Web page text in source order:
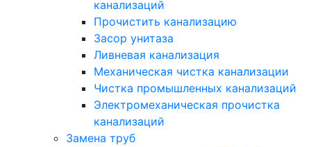
канализаций
Прочистить канализацию
Засор унитаза
Ливневая канализация
Механическая чистка канализации
Чистка промышленных канализаций
Электромеханическая прочистка
канализаций
Замена труб